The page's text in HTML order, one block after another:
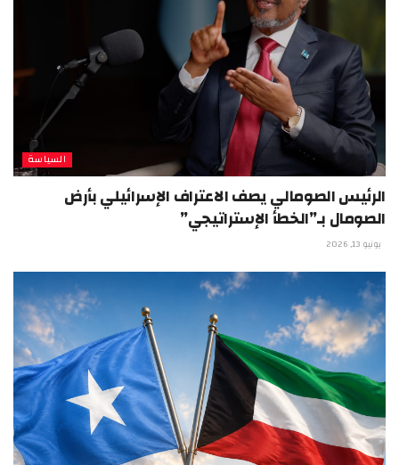
السياسة
الرئيس الصومالي يصف الاعتراف الإسرائيلي بأرض
الصومال بـ”الخطأ الإستراتيجي”
يونيو 13, 2026